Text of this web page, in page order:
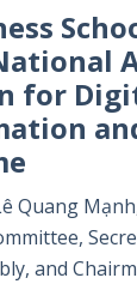
for
Quang
and